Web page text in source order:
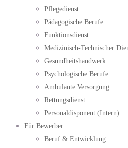
Pflegedienst
Pädagogische Berufe
Funktionsdienst
Medizinisch-Technischer
Gesundheitshandwerk
Psychologische Berufe
Ambulante Versorgung
Rettungsdienst
Personaldisponent (Intern)
Für Bewerber
Beruf & Entwicklung